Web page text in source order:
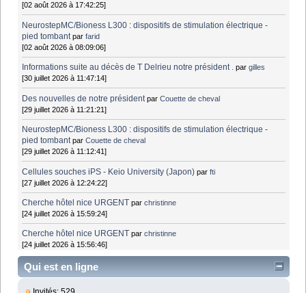
[02 août 2026 à 17:42:25]
NeurostepMC/Bioness L300 : dispositifs de stimulation électrique -
pied tombant parfarid
[02 août 2026 à 08:09:06]
Informations suite au décès de T Delrieu notre président . pargilles
[30 juillet 2026 à 11:47:14]
Des nouvelles de notre président parCouette de cheval
[29 juillet 2026 à 11:21:21]
NeurostepMC/Bioness L300 : dispositifs de stimulation électrique -
pied tombant parCouette de cheval
[29 juillet 2026 à 11:12:41]
Cellules souches iPS - Keio University (Japon) parfti
[27 juillet 2026 à 12:24:22]
Cherche hôtel nice URGENT parchristinne
[24 juillet 2026 à 15:59:24]
Cherche hôtel nice URGENT parchristinne
[24 juillet 2026 à 15:56:46]
Qui est en ligne